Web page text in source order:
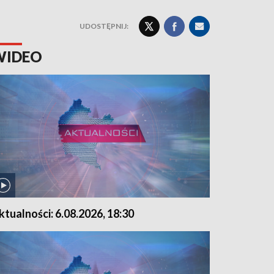
UDOSTĘPNIJ:
6.08.2026, 18:30